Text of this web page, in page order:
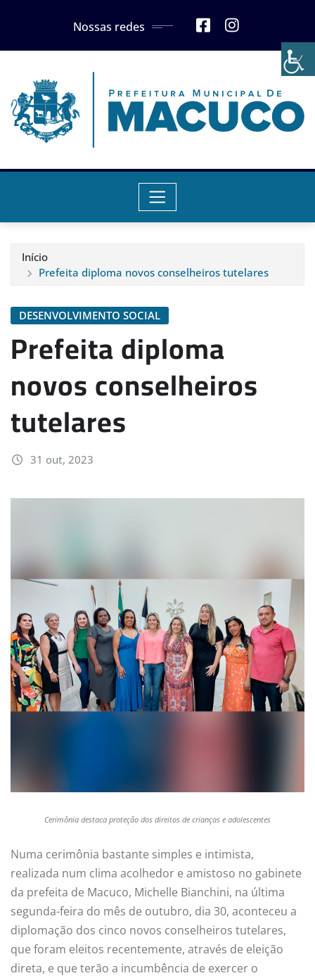
Nossas redes
Início
Prefeita diploma novos conselheiros tutelares
DESENVOLVIMENTO SOCIAL
Prefeita diploma
novos conselheiros
tutelares
31 out, 2023
Cerimônia destaca proteção dos direitos de crianças e adolescentes
Numa cerimônia bastante simples e intimista,
realizada num clima acolhedor e amistoso no gabinete
da prefeita de Macuco, Michelle Bianchini, na última
segunda-feira do mês de outubro, dia 30, aconteceu a
diplomação dos cinco novos conselheiros tutelares,
que foram eleitos recentemente, através de eleição
direta, e que terão a incumbência de exercer o